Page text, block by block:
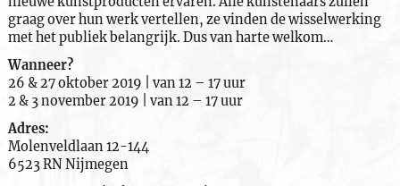
graag over hun werk vertellen, ze vinden de wisselwerking
met het publiek belangrijk. Dus van harte welkom…
Wanneer?
26 & 27 oktober 2019 | van 12 – 17 uur
2 & 3 november 2019 | van 12 – 17 uur
Adres:
Molenveldlaan 12-144
6523 RN Nijmegen